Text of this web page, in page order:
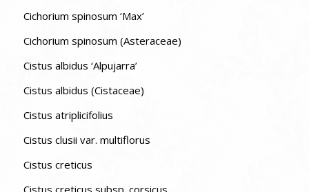
Cichorium spinosum ‘Max’
Cichorium spinosum (Asteraceae)
Cistus albidus ‘Alpujarra’
Cistus albidus (Cistaceae)
Cistus atriplicifolius
Cistus clusii var. multiflorus
Cistus creticus